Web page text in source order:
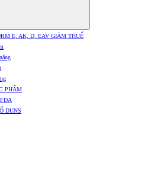
E, AK, D, EAV GIẢM THUẾ
PHẨM
DUNS